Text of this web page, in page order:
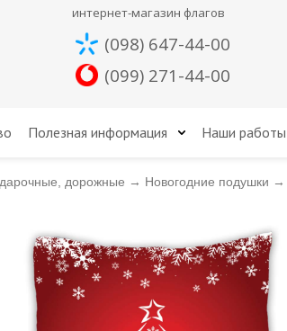
интернет-магазин флагов
(098) 647-44-00
(099) 271-44-00
Полезная информация Наши работы
дорожные → Новогодние подушки →